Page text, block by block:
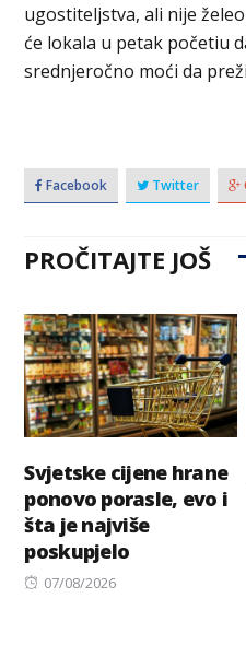
ugostiteljstva, ali nije
će lokala u petak početiu
srednjeročno moći da
Facebook Twitter
PROČITAJTE JOŠ
Svjetske cijene hrane
ponovo porasle, evo i
šta je najviše
poskupjelo
Posted
07/08/2026